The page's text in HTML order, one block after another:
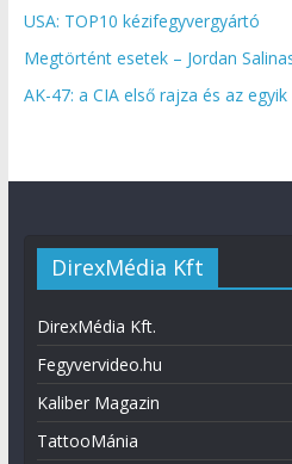
USA: TOP10 kézifegyvergyártó
Megtörtént esetek – Jordan
AK-47: a CIA első rajza és az
DirexMédia Kft
DirexMédia Kft.
Fegyvervideo.hu
Kaliber Magazin
TattooMánia